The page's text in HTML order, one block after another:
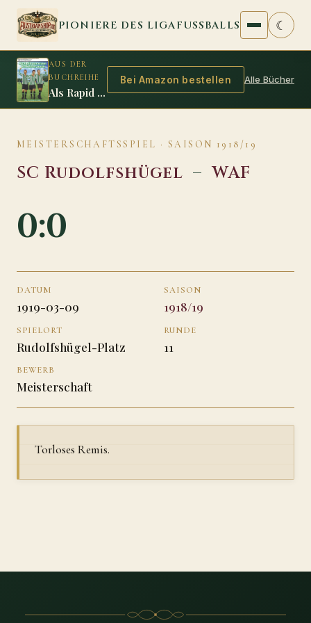
Zum Inhalt springen
PIONIERE DES LIGAFUSSBALLS ☾
AUS DER
BUCHREIHE
Als Rapid zum ersten Mal Meister wurde
Bei Amazon bestellen Alle Bücher
MEISTERSCHAFTSSPIEL · SAISON 1918/19
SC Rudolfshügel –WAF
0:0
DATUM
1919-03-09
SAISON
1918/19
SPIELORT
Rudolfshügel-Platz
RUNDE
11
BEWERB
Meisterschaft
Torloses Remis.